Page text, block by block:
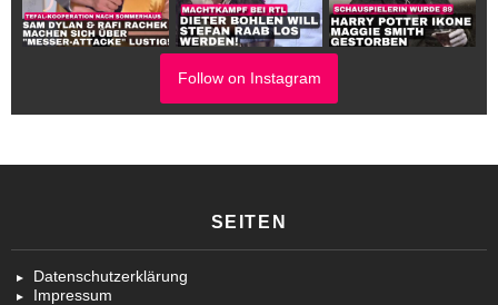
Follow on Instagram
SEITEN
Datenschutzerklärung
Impressum